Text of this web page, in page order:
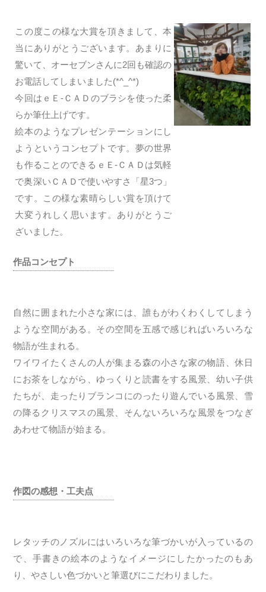
この度この様な大賞を頂きまして、本
当にありがとうございます。あまりに
驚いて、オーセブンさんに2回も確認の
お電話してしまいました(*^_^*)
今回はｅＥ-ＣＡＤのブラシを使った柔
らか筆仕上げです。
絵本のようなプレゼンテーションにし
ようというコンセプトです。夢の世界
も作ることのできるｅＥ-ＣＡＤは気軽
で奥深いＣＡＤで使いやすさ「星3つ」
です。この様な素晴らしい賞を頂けて
大変うれしく思います。ありがとうご
ざいました。
作品コンセプト
自然に囲まれた小さな家には、誰もがわくわくしてしまう
ような空間がある。その空間を五感で感じればいろいろな
物語が生まれる。
ワイワイたくさんの人が集まる森の小さな家の物語、休日
にお茶をしながら、ゆっくりと読書をする風景、幼い子供
たちが、走ったりブランコにのったり遊んでいる風景、雪
の降るクリスマスの風景、そんないろいろな風景をつなぎ
あわせて物語が始まる。
作図の感想・工夫点
レタッチのノズルにはいろいろな筆づかいが入っているの
で、手書きの絵本のようなイメージにしたかったのもあ
り、やさしい色づかいと筆選びにこだわりました。